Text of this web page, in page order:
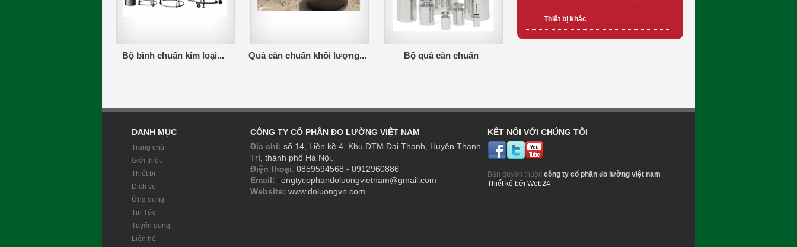
Bộ bình chuẩn kim loại... Quả cân chuẩn khối lượng... Bộ quả cân chuẩn
Thiết bị khác
DANH MỤC
Trang chủ
Giới thiệu
Thiết bị
Dịch vụ
Ứng dụng
Tin Tức
Tuyển dụng
Liên hệ
CÔNG TY CỔ PHẦN ĐO LƯỜNG VIỆT NAM
Địa chỉ: số 14, Liền kề 4, Khu ĐTM Đại Thanh, Huyện Thanh
Trì, thành phố Hà Nội.
Điện thoại: 0859594568 - 0912960886
Email: congtycophandoluongvietnam@gmail.com
Website: www.doluongvn.com
KẾT NỐI VỚI CHÚNG TÔI
Bản quyền thuộc công ty cổ phần đo lường việt nam
Thiết kế bởi Web24